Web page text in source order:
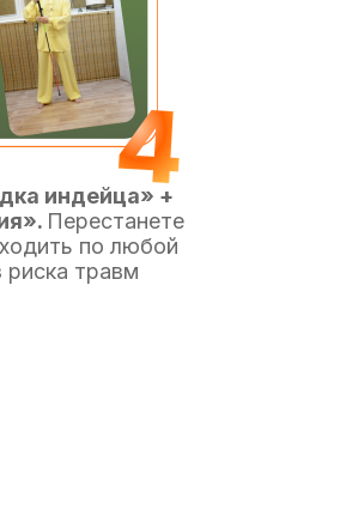
индейца» +
Перестанете
по любой
риска травм